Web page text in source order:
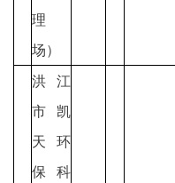
理
场）
洪江
市凯
天环
保科